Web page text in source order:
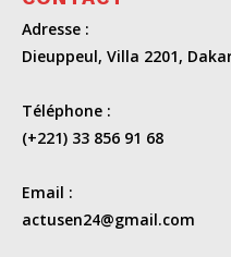
Adresse :
Dieuppeul, Villa 2201,
Téléphone :
(+221) 33 856 91 68
Email :
actusen24@gmail.com